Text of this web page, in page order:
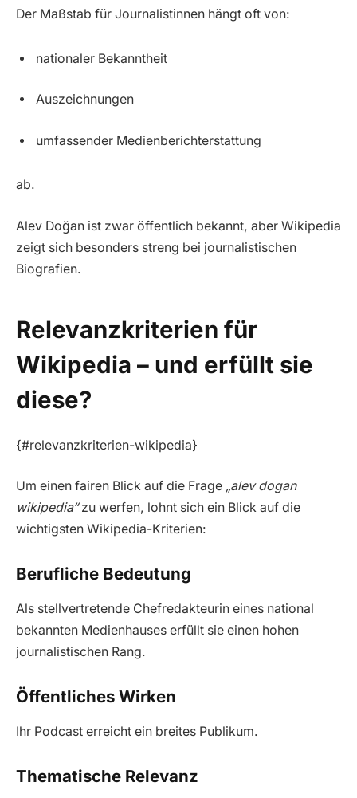
Der Maßstab für Journalistinnen hängt oft von:
nationaler Bekanntheit
Auszeichnungen
umfassender Medienberichterstattung
ab.
Alev Doğan ist zwar öffentlich bekannt, aber Wikipedia
zeigt sich besonders streng bei journalistischen
Biografien.
Relevanzkriterien für
Wikipedia – und erfüllt sie
diese?
{#relevanzkriterien-wikipedia}
Um einen fairen Blick auf die Frage „alev dogan
wikipedia“zu werfen, lohnt sich ein Blick auf die
wichtigsten Wikipedia-Kriterien:
Berufliche Bedeutung
Als stellvertretende Chefredakteurin eines national
bekannten Medienhauses erfüllt sie einen hohen
journalistischen Rang.
Öffentliches Wirken
Ihr Podcast erreicht ein breites Publikum.
Thematische Relevanz